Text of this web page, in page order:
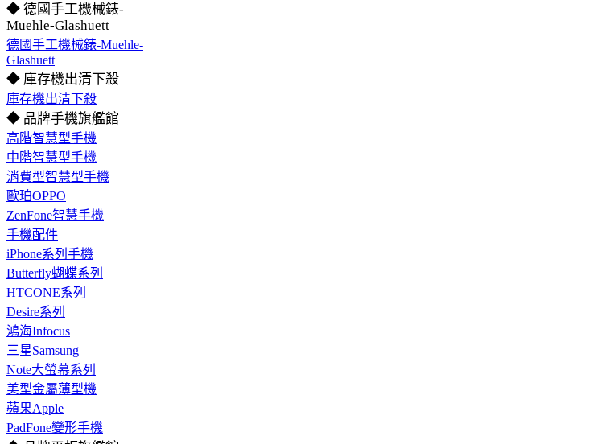
◆ 德國手工機械錶-
Muehle-Glashuett
德國手工機械錶-Muehle-
Glashuett
◆ 庫存機出清下殺
庫存機出清下殺
◆ 品牌手機旗艦館
高階智慧型手機
中階智慧型手機
消費型智慧型手機
歐珀OPPO
ZenFone智慧手機
手機配件
iPhone系列手機
Butterfly蝴蝶系列
HTCONE系列
Desire系列
鴻海Infocus
三星Samsung
Note大螢幕系列
美型金屬薄型機
蘋果Apple
PadFone變形手機